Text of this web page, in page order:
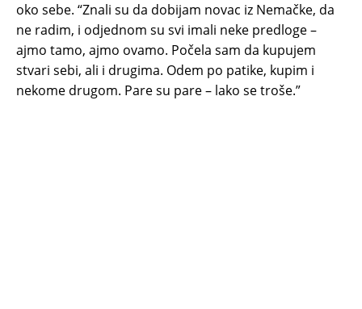
oko sebe. “Znali su da dobijam novac iz Nemačke, da
ne radim, i odjednom su svi imali neke predloge –
ajmo tamo, ajmo ovamo. Počela sam da kupujem
stvari sebi, ali i drugima. Odem po patike, kupim i
nekome drugom. Pare su pare – lako se troše.”